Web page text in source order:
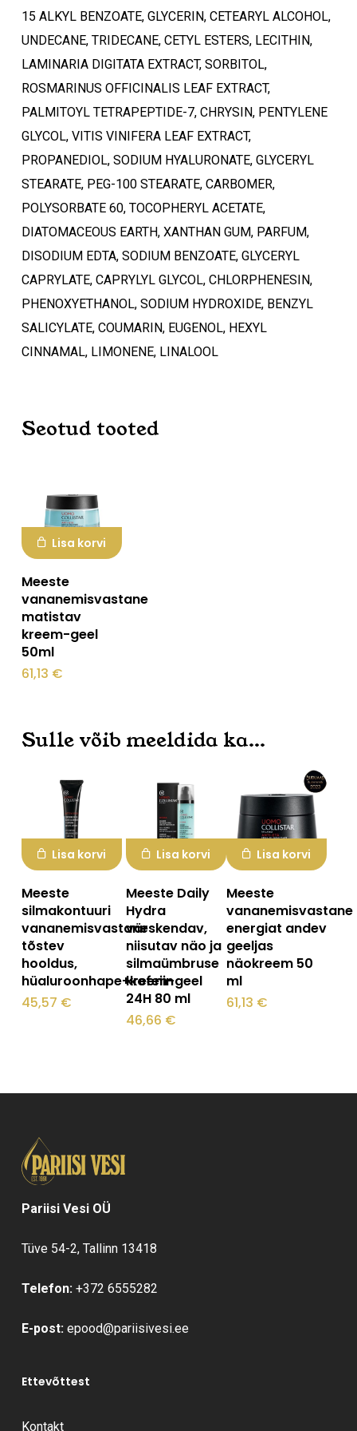
Ostukorvis ei ole tooteid.
Mine poodi
15 ALKYL BENZOATE, GLYCERIN, CETEARYL ALCOHOL,
UNDECANE, TRIDECANE, CETYL ESTERS, LECITHIN,
LAMINARIA DIGITATA EXTRACT, SORBITOL,
ROSMARINUS OFFICINALIS LEAF EXTRACT,
PALMITOYL TETRAPEPTIDE-7, CHRYSIN, PENTYLENE
GLYCOL, VITIS VINIFERA LEAF EXTRACT,
PROPANEDIOL, SODIUM HYALURONATE, GLYCERYL
STEARATE, PEG-100 STEARATE, CARBOMER,
POLYSORBATE 60, TOCOPHERYL ACETATE,
DIATOMACEOUS EARTH, XANTHAN GUM, PARFUM,
DISODIUM EDTA, SODIUM BENZOATE, GLYCERYL
CAPRYLATE, CAPRYLYL GLYCOL, CHLORPHENESIN,
PHENOXYETHANOL, SODIUM HYDROXIDE, BENZYL
SALICYLATE, COUMARIN, EUGENOL, HEXYL
CINNAMAL, LIMONENE, LINALOOL
Seotud tooted
Lisa korvi
Meeste
vananemisvastane
matistav
kreem-geel
50ml
61,13 €
Sulle võib meeldida ka…
Lisa korvi
Meeste
silmakontuuri
vananemisvastane
tõstev
hooldus,
hüaluroonhape+kofeiin
45,57 €
Lisa korvi
Meeste Daily
Hydra
värskendav,
niisutav näo ja
silmaümbruse
kreem-geel
24H 80 ml
46,66 €
Lisa korvi
Meeste
vananemisvastane
energiat andev
geeljas
näokreem 50
ml
61,13 €
Pariisi Vesi OÜ
Tüve 54-2, Tallinn 13418
Telefon: +372 6555282
E-post: epood@pariisivesi.ee
Ettevõttest
Kontakt